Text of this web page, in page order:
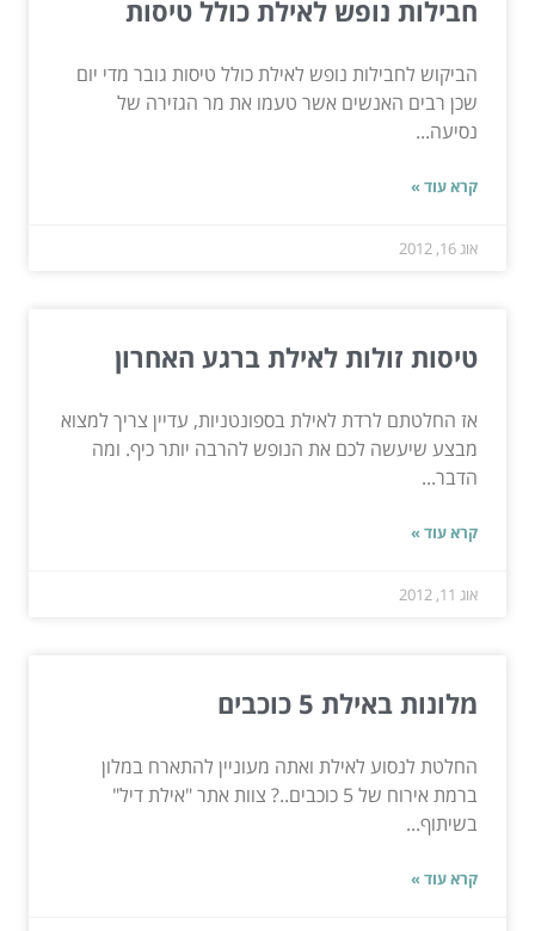
חבילות נופש לאילת כולל טיסות
הביקוש לחבילות נופש לאילת כולל טיסות גובר מדי יום
שכן רבים האנשים אשר טעמו את מר הגזירה של
נסיעה...
קרא עוד »
אוג 16, 2012
טיסות זולות לאילת ברגע האחרון
אז החלטתם לרדת לאילת בספונטניות, עדיין צריך למצוא
מבצע שיעשה לכם את הנופש להרבה יותר כיף. ומה
הדבר...
קרא עוד »
אוג 11, 2012
מלונות באילת 5 כוכבים
החלטת לנסוע לאילת ואתה מעוניין להתארח במלון
ברמת אירוח של 5 כוכבים..? צוות אתר "אילת דיל"
בשיתוף...
קרא עוד »